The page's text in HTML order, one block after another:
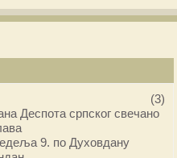
(3)
Деспота српског свечано
9. по Духовдану